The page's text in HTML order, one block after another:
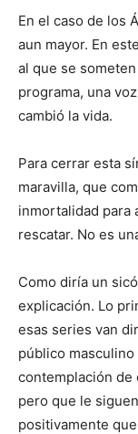
En el caso de los
aun mayor. En
al que se
programa, una
cambió la vida.
Para cerrar esta
maravilla, que
inmortalidad para
rescatar. No es
Como diría un
explicación. Lo
esas series van
público
contemplación de
pero que le
positivamente